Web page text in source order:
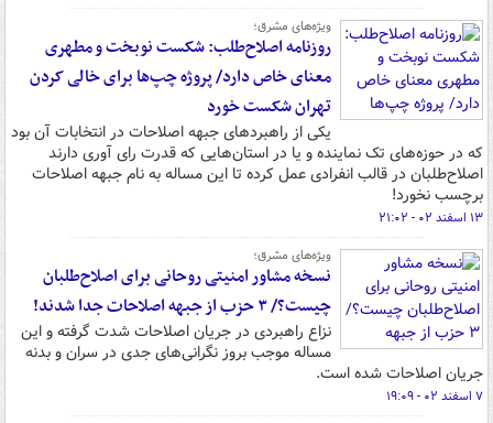
ویژه‌های مشرق؛
روزنامه اصلاح‌طلب: شکست نوبخت و مطهری
معنای خاص دارد/ پروژه چپ‌ها برای خالی کردن
تهران شکست خورد
یکی از راهبردهای جبهه اصلاحات در انتخابات آن بود
که در حوزه‌های تک نماینده و یا در استان‌هایی که قدرت رای آوری دارند
اصلاح‌طلبان در قالب انفرادی عمل کرده تا این مساله به نام جبهه اصلاحات
برچسب نخورد!
۱۳ اسفند ۰۲ - ۲۱:۰۲
ویژه‌های مشرق؛
نسخه مشاور امنیتی روحانی برای اصلاح‌طلبان
چیست؟/ ۳ حزب از جبهه اصلاحات جدا شدند!
نزاع راهبردی در جریان اصلاحات شدت گرفته و این
مساله موجب بروز نگرانی‌های جدی در سران و بدنه
جریان اصلاحات شده است.
۷ اسفند ۰۲ - ۱۹:۰۹